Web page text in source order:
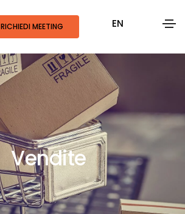
RICHIEDI MEETING EN
Vendite